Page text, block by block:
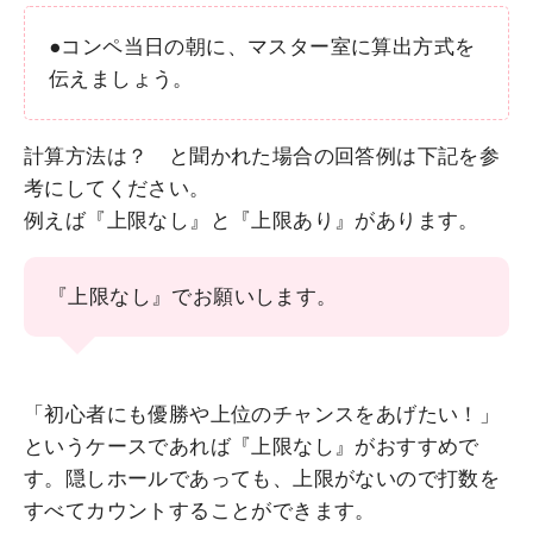
●コンペ当日の朝に、マスター室に算出方式を
伝えましょう。
計算方法は？ と聞かれた場合の回答例は下記を参
考にしてください。
例えば『上限なし』と『上限あり』があります。
『上限なし』でお願いします。
「初心者にも優勝や上位のチャンスをあげたい！」
というケースであれば『上限なし』がおすすめで
す。
隠しホールであっても、上限がないので打数を
すべてカウントすることができます。